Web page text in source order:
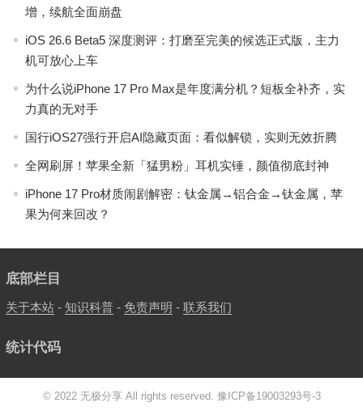
增，续航全面崩盘
iOS 26.6 Beta5 深度测评：打磨至完美的候选正式版，主力
机可放心上车
为什么说iPhone 17 Pro Max是年度满分机？短板全补齐，实
力真的无对手
国行iOS27强行开启AI隐藏页面：看似解锁，实则无效折腾
全网刷屏！苹果全新「猛男粉」耳机实锤，颜值彻底封神
iPhone 17 Pro材质闹剧解密：钛金属→铝合金→钛金属，苹
果为何来回改？
底部栏目
关于本站- 知识科普- 免责声明 - 联系我们
统计代码
© 2022 无极分享 All rights reserved. 豫ICP备19003293号-3